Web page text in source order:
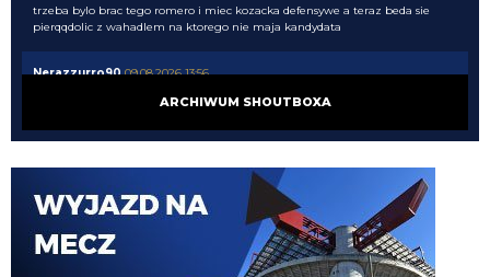
trzeba bylo brac tego romero i miec kozacka defensywe a teraz beda sie
pierqqdolic z wahadlem na ktorego nie maja kandydata
Nerazzurro90 09.08.2026 13:56
Nerazzurro90 09.08.2026 13:54
czy tam bookfield chquj wie co to za jedni
Nerazzurro90 09.08.2026 13:54
a jak będzie to jedno wielkie gówno tyle jest warte całe to ołktri
ARCHIWUM SHOUTBOXA